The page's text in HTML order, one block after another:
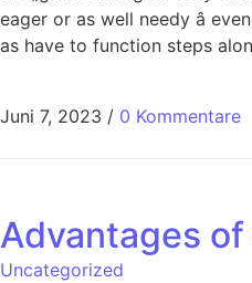
eager or as well needy â
as have to function steps
Juni 7, 2023 / 0 Kommentare
Advantages
Uncategorized